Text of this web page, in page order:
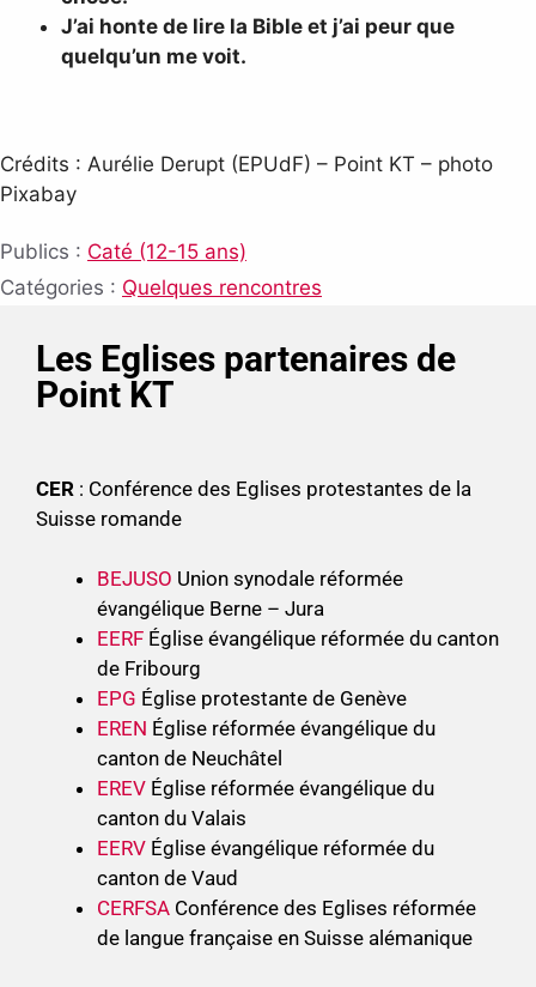
J’ai honte de lire la Bible et j’ai peur que
quelqu’un me voit.
Crédits : Aurélie Derupt (EPUdF) – Point KT – photo
Pixabay
Publics : Caté (12-15 ans)
Catégories : Quelques rencontres
Les Eglises partenaires de
Point KT
CER : Conférence des Eglises protestantes de la
Suisse romande
BEJUSO Union synodale réformée
évangélique Berne – Jura
EERF Église évangélique réformée du canton
de Fribourg
EPG Église protestante de Genève
EREN Église réformée évangélique du
canton de Neuchâtel
EREV Église réformée évangélique du
canton du Valais
EERV Église évangélique réformée du
canton de Vaud
CERFSA Conférence des Eglises réformée
de langue française en Suisse alémanique